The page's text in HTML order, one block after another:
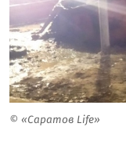
© «Саратов Life»